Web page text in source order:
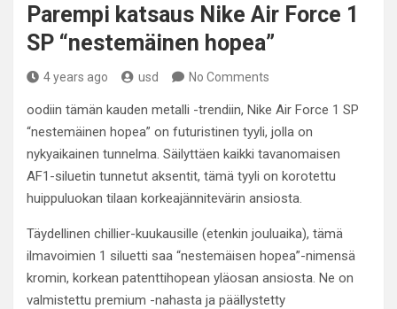
Parempi katsaus Nike Air Force 1
SP “nestemäinen hopea”
4 years ago usd No Comments
oodiin tämän kauden metalli -trendiin, Nike Air Force 1 SP
“nestemäinen hopea” on futuristinen tyyli, jolla on
nykyaikainen tunnelma. Säilyttäen kaikki tavanomaisen
AF1-siluetin tunnetut aksentit, tämä tyyli on korotettu
huippuluokan tilaan korkeajännitevärin ansiosta.
Täydellinen chillier-kuukausille (etenkin jouluaika), tämä
ilmavoimien 1 siluetti saa “nestemäisen hopea”-nimensä
kromin, korkean patenttihopean yläosan ansiosta. Ne on
valmistettu premium -nahasta ja päällystetty